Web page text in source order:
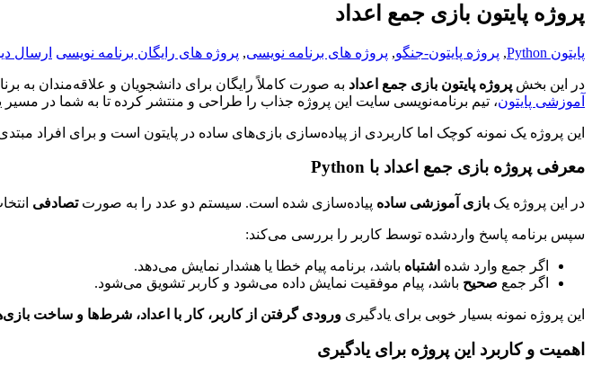
پروژه پایتون بازی جمع اعداد
پایتون Python , پروژه پایتون-جنگو, پروژه های برنامه نویسی, پروژه های رایگان برنامه نویسی ارسال
در این بخش پروژه پایتون بازی جمع اعداد به صورت کاملاً رایگان برای دانشجویان و علاقه‌مندان به
آموزشی پایتون، تیم برنامه‌نویسی سایت این پروژه جذاب را طراحی و منتشر کرده تا به شما در مسیر
این پروژه یک نمونه کوچک اما کاربردی از پیاده‌سازی بازی‌های ساده در پایتون است و برای افراد
معرفی پروژه بازی جمع اعداد با Python
در این پروژه یک بازی آموزشی ساده پیاده‌سازی شده است. سیستم دو عدد را به صورتتصادفی
سپس برنامه پاسخ واردشده توسط کاربر را بررسی می‌کند:
اگر جمع وارد شده اشتباه باشد، برنامه پیام خطا یا هشدار نمایش می‌دهد.
اگر جمع صحیح باشد، پیام موفقیت نمایش داده می‌شود و کاربر تشویق می‌شود.
این پروژه نمونه بسیار خوبی برای یادگیری ورودی گرفتن از کاربر، کار با اعداد، شرط‌ها و ساخت
اهمیت و کاربرد این پروژه برای یادگیری